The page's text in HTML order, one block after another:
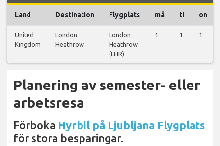
Land Destination Flygplats må ti on
United
Kingdom
London
Heathrow
London
Heathrow
(LHR)
1 1 1
Planering av semester- eller
arbetsresa
Förboka Hyrbil på Ljubljana Flygplats
för stora besparingar.